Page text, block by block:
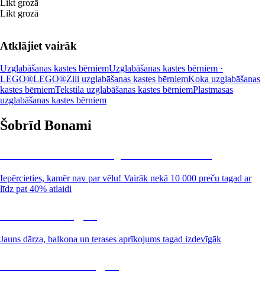
Likt grozā
Likt grozā
Atklājiet vairāk
Uzglabāšanas kastes bērniemUzglabāšanas kastes bērniem ·
LEGO®LEGO®Zili uzglabāšanas kastes bērniemKoka uzglabāšanas
kastes bērniemTekstila uzglabāšanas kastes bērniemPlastmasas
uzglabāšanas kastes bērniem
Šobrīd Bonami
Iepērcieties, kamēr nav par vēlu! Vairāk nekā 10 000 preču tagad ar
līdz pat 40% atlaidi
Jauns dārza, balkona un terases aprīkojums tagad izdevīgāk